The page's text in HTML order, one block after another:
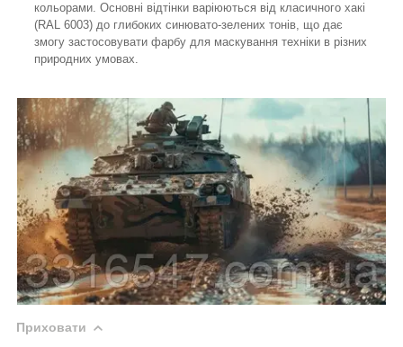
кольорами. Основні відтінки варіюються від класичного хакі
(RAL 6003) до глибоких синювато-зелених тонів, що дає
змогу застосовувати фарбу для маскування техніки в різних
природних умовах.
Приховати